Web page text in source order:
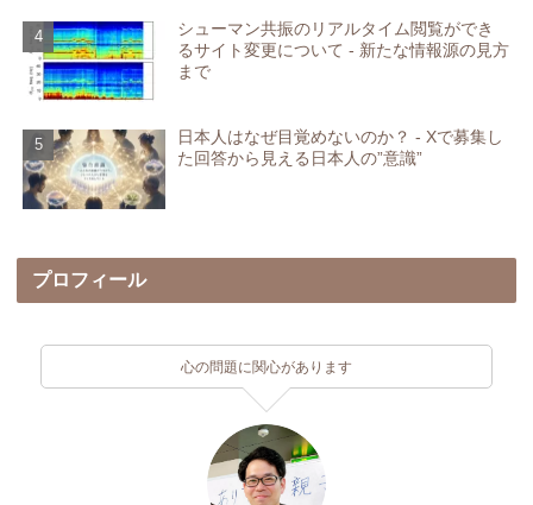
シューマン共振のリアルタイム閲覧ができ
るサイト変更について - 新たな情報源の見方
まで
日本人はなぜ目覚めないのか？ - Xで募集し
た回答から見える日本人の”意識”
プロフィール
心の問題に関心があります